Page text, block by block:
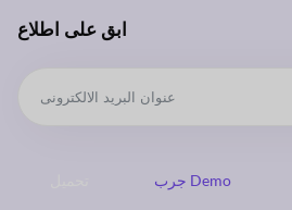
ابق على اطلاع
جرب Demo